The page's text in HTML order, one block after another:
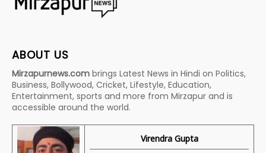
ABOUT US
Mirzapurnews.com brings Latest News in Hindi on Politics,
Business, Bollywood, Cricket, Lifestyle, Education,
Entertainment, sports and more from Mirzapur and is
accessible around the world.
Virendra Gupta